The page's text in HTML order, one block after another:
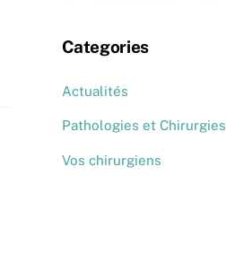
Categories
Actualités
Pathologies et Chirurgies
Vos chirurgiens